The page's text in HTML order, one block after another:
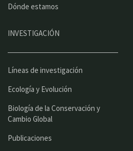
Dónde estamos
INVESTIGACIÓN
Líneas de investigación
Ecología y Evolución
Biología de la Conservación y
Cambio Global
Publicaciones